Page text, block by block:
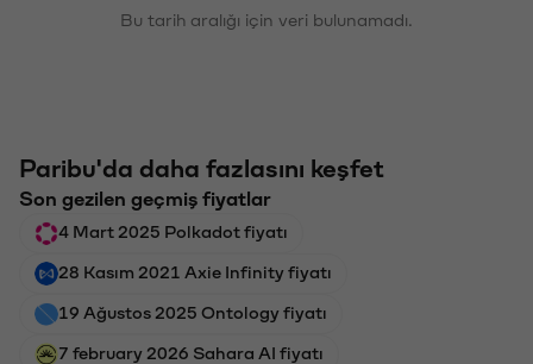
Bu tarih aralığı için veri bulunamadı.
Paribu'da daha fazlasını keşfet
Son gezilen geçmiş fiyatlar
4 Mart 2025 Polkadot fiyatı
28 Kasım 2021 Axie Infinity fiyatı
19 Ağustos 2025 Ontology fiyatı
7 february 2026 Sahara AI fiyatı